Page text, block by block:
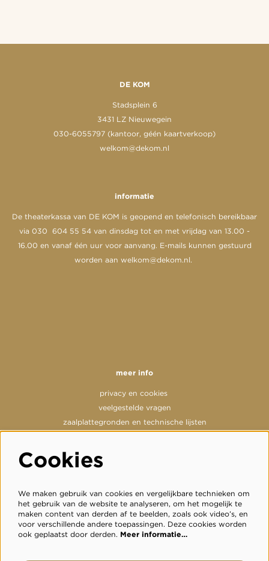
DE KOM
Stadsplein 6
3431 LZ Nieuwegein
030-6055797 (kantoor, géén kaartverkoop)
welkom@dekom.nl
informatie
De theaterkassa van DE KOM is geopend en telefonisch bereikbaar
via 030 604 55 54 van dinsdag tot en met vrijdag van 13.00 -
16.00 en vanaf één uur voor aanvang. E-mails kunnen gestuurd
worden aan welkom@dekom.nl.
meer info
privacy en cookies
veelgestelde vragen
zaalplattegronden en technische lijsten
meld je aan voor de nieuwsbrief
Cookies
We maken gebruik van cookies en vergelijkbare technieken om
het gebruik van de website te analyseren, om het mogelijk te
maken content van derden af te beelden, zoals ook video’s, en
voor verschillende andere toepassingen. Deze cookies worden
ook geplaatst door derden. Meer informatie…